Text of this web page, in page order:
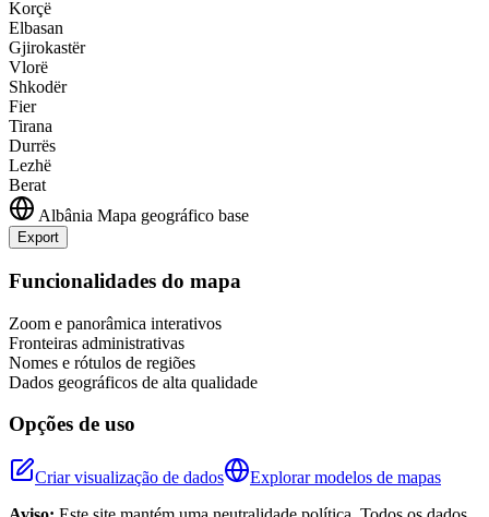
Korçë
Elbasan
Gjirokastër
Vlorë
Shkodër
Fier
Tirana
Durrës
Lezhë
Berat
Albânia Mapa geográfico base
Export
+
Funcionalidades do mapa
Zoom e panorâmica interativos
Fronteiras administrativas
Nomes e rótulos de regiões
Dados geográficos de alta qualidade
Opções de uso
Criar visualização de dados
Explorar modelos de mapas